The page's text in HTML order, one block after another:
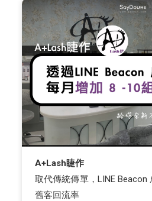
A+Lash睫作
取代傳統傳單，LINE Beacon
舊客回流率